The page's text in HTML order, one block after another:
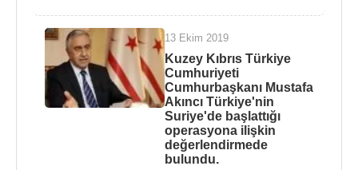
13 Ekim 2019
Kuzey Kıbrıs Türkiye
Cumhuriyeti
Cumhurbaşkanı Mustafa
Akıncı Türkiye'nin
Suriye'de başlattığı
operasyona ilişkin
değerlendirmede
bulundu.